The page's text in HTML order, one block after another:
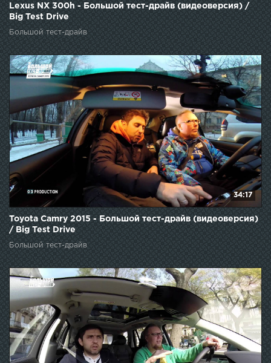
Lexus NX 300h - Большой тест-драйв (видеоверсия) /
Big Test Drive
Большой тест-драйв
34:17
Toyota Camry 2015 - Большой тест-драйв (видеоверсия)
/ Big Test Drive
Большой тест-драйв